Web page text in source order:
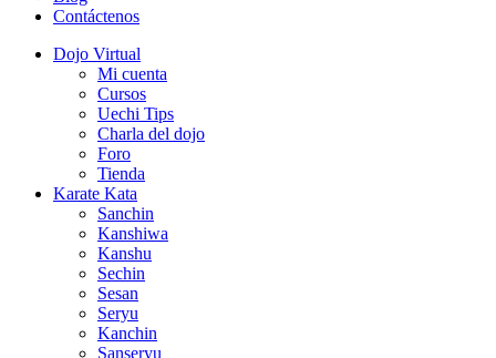
Contáctenos
Dojo Virtual
Mi cuenta
Cursos
Uechi Tips
Charla del dojo
Foro
Tienda
Karate Kata
Sanchin
Kanshiwa
Kanshu
Sechin
Sesan
Seryu
Kanchin
Sanseryu